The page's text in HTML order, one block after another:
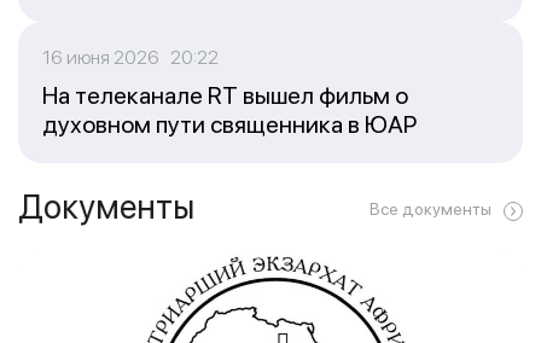
16 июня 2026 20:22
На телеканале RT вышел фильм о
духовном пути священника в ЮАР
Документы Все документы